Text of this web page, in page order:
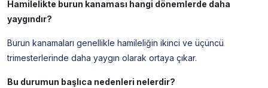
Hamilelikte burun kanaması hangi dönemlerde daha
yaygındır?
Burun kanamaları genellikle hamileliğin ikinci ve üçüncü
trimesterlerinde daha yaygın olarak ortaya çıkar.
Bu durumun başlıca nedenleri nelerdir?